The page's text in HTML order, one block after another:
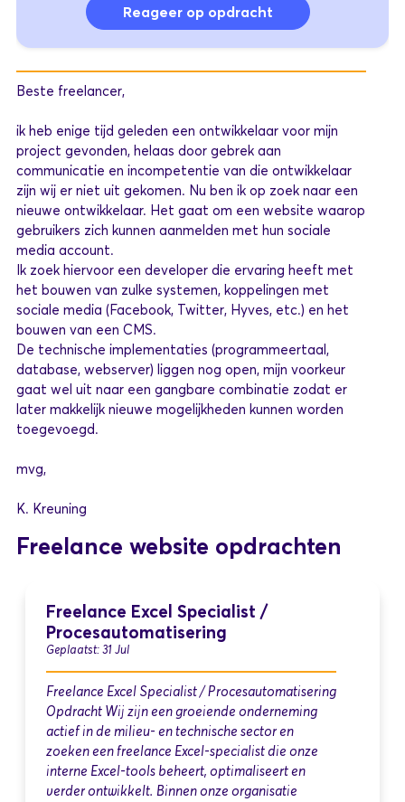
Reageer op opdracht
Beste freelancer,
ik heb enige tijd geleden een ontwikkelaar voor mijn
project gevonden, helaas door gebrek aan
communicatie en incompetentie van die ontwikkelaar
zijn wij er niet uit gekomen. Nu ben ik op zoek naar een
nieuwe ontwikkelaar. Het gaat om een website waarop
gebruikers zich kunnen aanmelden met hun sociale
media account.
Ik zoek hiervoor een developer die ervaring heeft met
het bouwen van zulke systemen, koppelingen met
sociale media (Facebook, Twitter, Hyves, etc.) en het
bouwen van een CMS.
De technische implementaties (programmeertaal,
database, webserver) liggen nog open, mijn voorkeur
gaat wel uit naar een gangbare combinatie zodat er
later makkelijk nieuwe mogelijkheden kunnen worden
toegevoegd.
mvg,
K. Kreuning
Freelance website opdrachten
Freelance Excel Specialist /
Procesautomatisering
Geplaatst: 31 Jul
Freelance Excel Specialist / Procesautomatisering
Opdracht Wij zijn een groeiende onderneming
actief in de milieu- en technische sector en
zoeken een freelance Excel-specialist die onze
interne Excel-tools beheert, optimaliseert en
verder ontwikkelt. Binnen onze organisatie